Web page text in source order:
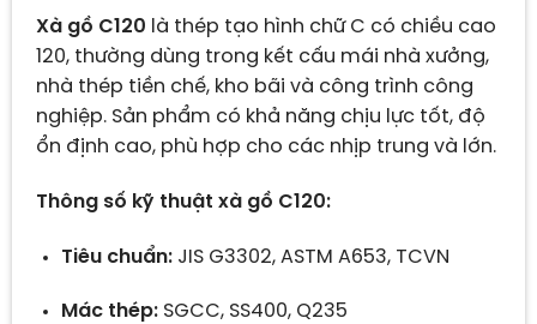
là:
17.600 ₫.
tại
là:
17.000 ₫.
Xà gồ C120 là thép tạo hình chữ C có chiều cao
120, thường dùng trong kết cấu mái nhà xưởng,
nhà thép tiền chế, kho bãi và công trình công
nghiệp. Sản phẩm có khả năng chịu lực tốt, độ
ổn định cao, phù hợp cho các nhịp trung và lớn.
Thông số kỹ thuật xà gồ C120:
Tiêu chuẩn:JIS G3302, ASTM A653, TCVN
Mác thép:SGCC, SS400, Q235